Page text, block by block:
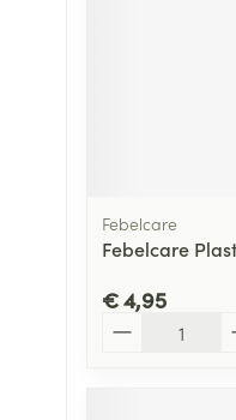
Febelcare
Febelcare
€ 4,95